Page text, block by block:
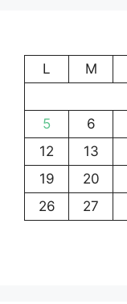
L
M
5
6
12
13
19
20
26
27